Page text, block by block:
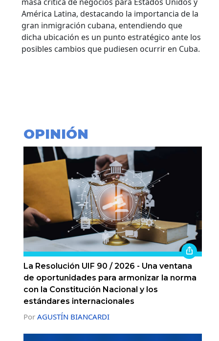
América Latina, destacando la importancia de la
gran inmigración cubana, entendiendo que
dicha ubicación es un punto estratégico ante los
posibles cambios que pudiesen ocurrir en Cuba.
OPINIÓN
La Resolución UIF 90 / 2026 - Una ventana
de oportunidades para armonizar la norma
con la Constitución Nacional y los
estándares internacionales
Por AGUSTÍN BIANCARDI